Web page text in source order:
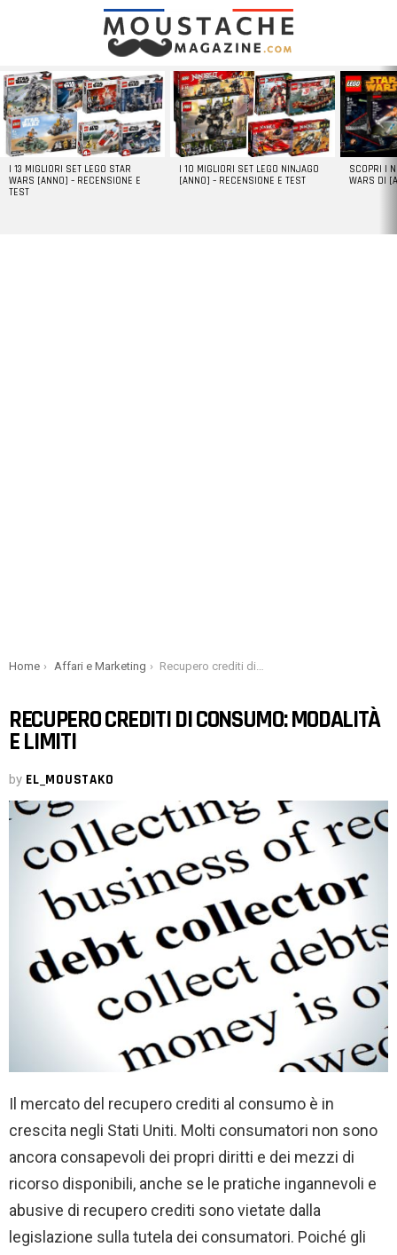
LATEST
STORIES
I 13 MIGLIORI SET LEGO STAR
WARS [ANNO] – RECENSIONE E
TEST
I 10 MIGLIORI SET LEGO NINJAGO
[ANNO] – RECENSIONE E TEST
SCOPRI I
WARS DI
You are here:
Home Affari e Marketing Recupero crediti di consumo: modalità e limiti
RECUPERO CREDITI DI CONSUMO: MODALITÀ
E LIMITI
by EL_MOUSTAKO
Il mercato del recupero crediti al consumo è in
crescita negli Stati Uniti. Molti consumatori non sono
ancora consapevoli dei propri diritti e dei mezzi di
ricorso disponibili, anche se le pratiche ingannevoli e
abusive di recupero crediti sono vietate dalla
legislazione sulla tutela dei consumatori. Poiché gli